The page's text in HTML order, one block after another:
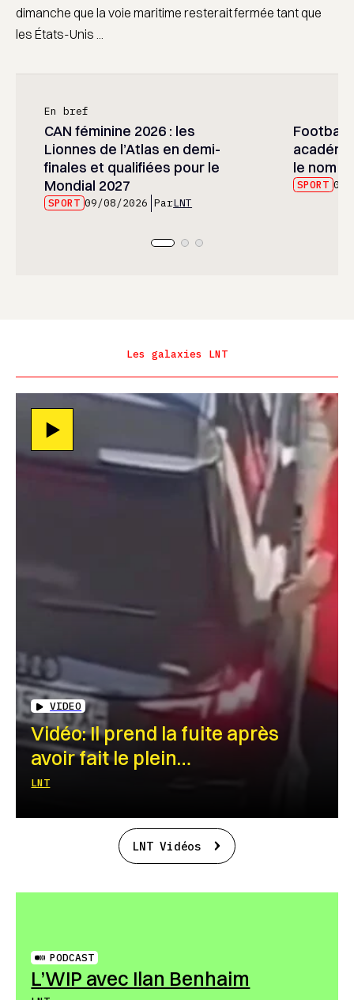
dimanche que la voie maritime resterait fermée tant que
les États-Unis ...
En bref
CAN féminine 2026 : les
Lionnes de l’Atlas en demi-
finales et qualifiées pour le
Mondial 2027
SPORT 09/08/2026 ParLNT
Football
le nom
SPORT 09/
Les galaxies LNT
VIDEO
Vidéo: Il prend la fuite après
avoir fait le plein…
LNT
LNT Vidéos
PODCAST
L’WIP avec Ilan Benhaim